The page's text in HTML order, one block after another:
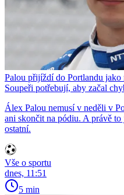
Palou přijíždí do Portlandu jako
Soupeři potřebují, aby začal
Álex Palou nemusí v neděli v
ani skončit na pódiu. A právě
ostatní.
Vše o sportu
dnes, 11:51
5 min